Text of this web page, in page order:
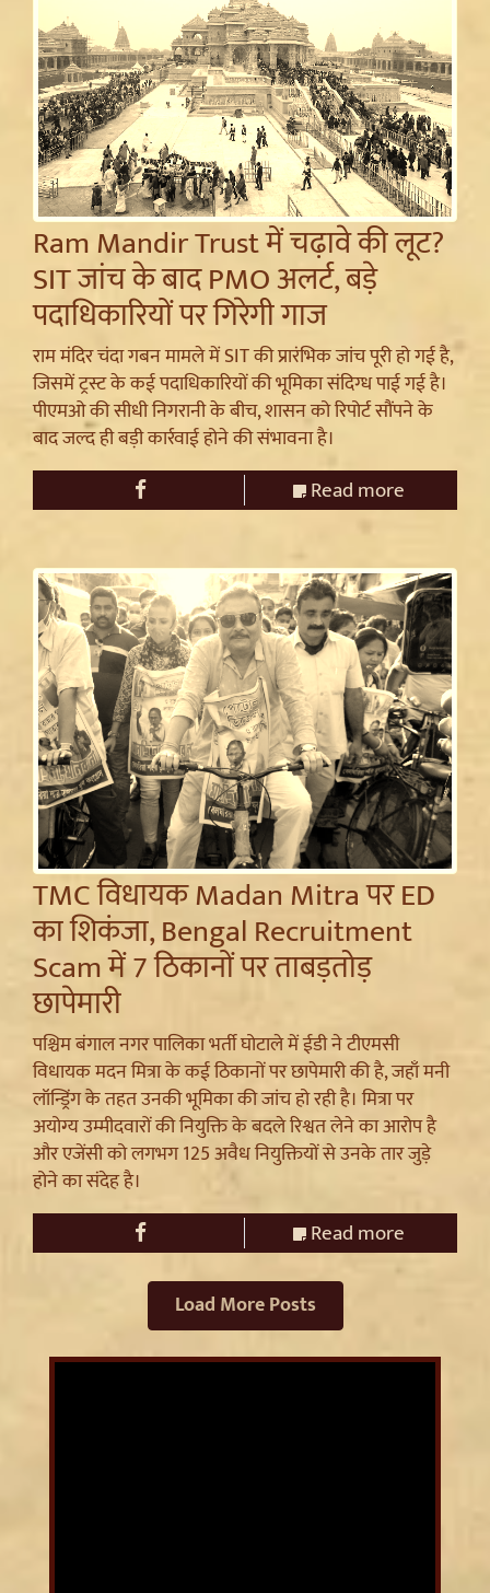
Ram Mandir Trust में चढ़ावे की लूट?
SIT जांच के बाद PMO अलर्ट, बड़े
पदाधिकारियों पर गिरेगी गाज
राम मंदिर चंदा गबन मामले में SIT की प्रारंभिक जांच पूरी हो गई है,
जिसमें ट्रस्ट के कई पदाधिकारियों की भूमिका संदिग्ध पाई गई है।
पीएमओ की सीधी निगरानी के बीच, शासन को रिपोर्ट सौंपने के
बाद जल्द ही बड़ी कार्रवाई होने की संभावना है।
Read more
TMC विधायक Madan Mitra पर ED
का शिकंजा, Bengal Recruitment
Scam में 7 ठिकानों पर ताबड़तोड़
छापेमारी
पश्चिम बंगाल नगर पालिका भर्ती घोटाले में ईडी ने टीएमसी
विधायक मदन मित्रा के कई ठिकानों पर छापेमारी की है, जहाँ मनी
लॉन्ड्रिंग के तहत उनकी भूमिका की जांच हो रही है। मित्रा पर
अयोग्य उम्मीदवारों की नियुक्ति के बदले रिश्वत लेने का आरोप है
और एजेंसी को लगभग 125 अवैध नियुक्तियों से उनके तार जुड़े
होने का संदेह है।
Read more
Load More Posts